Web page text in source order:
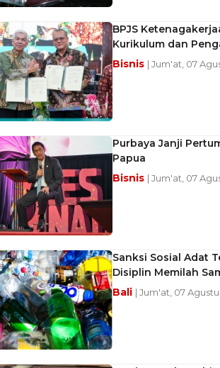
BPJS
Kurikulum dan
Bisnis | Jum'at, 07
Purbaya Janji
Papua
Bisnis | Jum'at, 07
Sanksi Sosial Adat
Disiplin Memilah
Bali | Jum'at, 07